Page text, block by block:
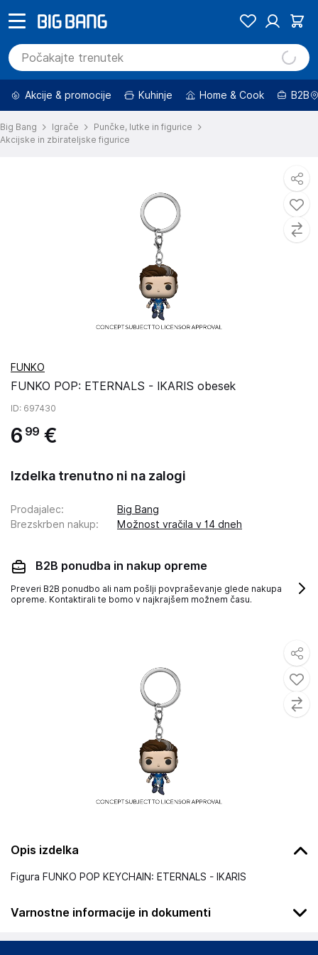
Akcije & promocije Kuhinje Home & Cook B2B
Big Bang Igrače
Punčke, lutke in figurice
Akcijske in zbirateljske figurice
Opis izdelka
Figura FUNKO POP KEYCHAIN: ETERNALS - IKARIS
Varnostne informacije in dokumenti
Podatki o proizvajalcu
FUNKO
FUNKO POP: ETERNALS - IKARIS obesek
ID: 697430
6 99 €
Izdelka trenutno ni na zalogi
Prodajalec:
Big Bang
Brezskrben nakup: Možnost vračila v 14 dneh
B2B ponudba in nakup opreme
Preveri B2B ponudbo ali nam pošlji povpraševanje glede nakupa
opreme. Kontaktirali te bomo v najkrajšem možnem času.